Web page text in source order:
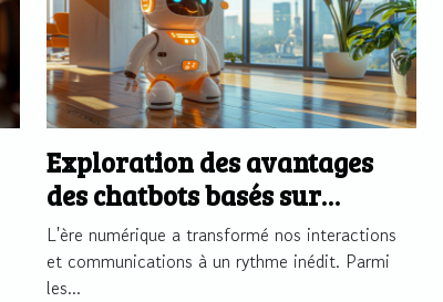
Exploration des avantages
des chatbots basés sur
l'intelligence artificielle
L'ère numérique a transformé nos interactions
et communications à un rythme inédit. Parmi
les...